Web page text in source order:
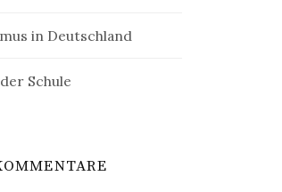
in Deutschland
Schule